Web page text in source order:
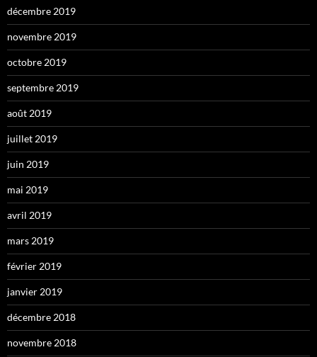
décembre 2019
novembre 2019
octobre 2019
septembre 2019
août 2019
juillet 2019
juin 2019
mai 2019
avril 2019
mars 2019
février 2019
janvier 2019
décembre 2018
novembre 2018